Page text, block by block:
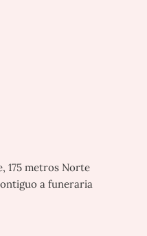
175 metros Norte
a funeraria